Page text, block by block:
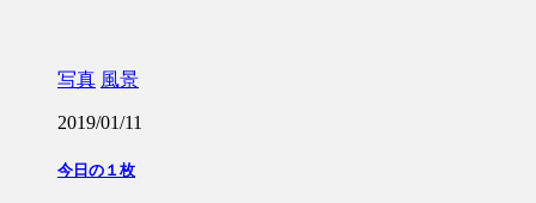
写真 風景
2019/01/11
今日の１枚